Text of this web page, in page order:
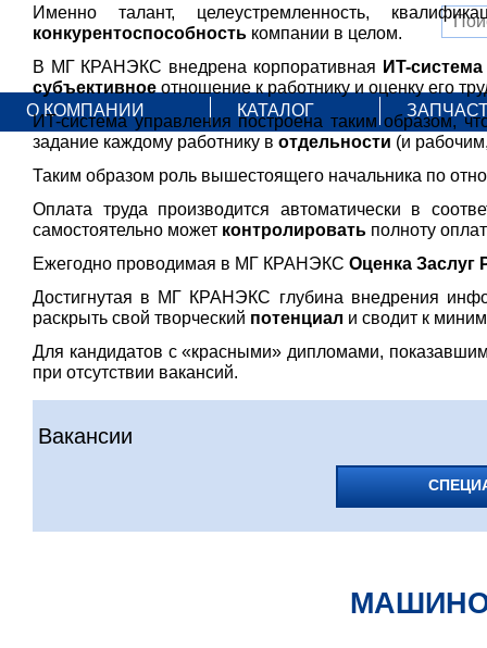
О КОМПАНИИ КАТАЛОГ
Именно талант, целеустремленность,
конкурентоспособность компании в целом.
В МГ КРАНЭКС внедрена корпоративная ИT-
субъективное отношение к работнику и оценку его
ИT-система управления построена таким образом,
задание каждому работнику в отдельности (и
Таким образом роль вышестоящего начальника по
Оплата труда производится автоматически в
самостоятельно может контролировать полноту
Ежегодно проводимая в МГ КРАНЭКС Оценка Заслуг
Достигнутая в МГ КРАНЭКС глубина внедрения
раскрыть свой творческий потенциал и сводит к
Для кандидатов с «красными» дипломами,
при отсутствии вакансий.
Вакансии